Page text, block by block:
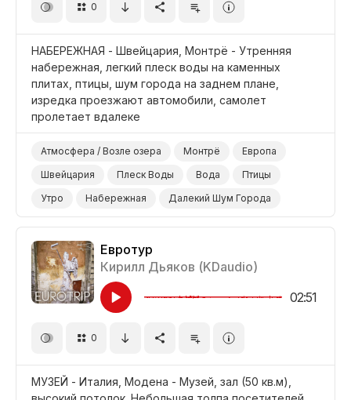
0
НАБЕРЕЖНАЯ - Швейцария, Монтрё - Утренняя
набережная, легкий плеск воды на каменных
плитах, птицы, шум города на заднем плане,
изредка проезжают автомобили, самолет
пролетает вдалеке
Атмосфера / Возле озера Монтрё
Европа
Швейцария
Плеск Воды Вода
Птицы
Утро
Набережная Далекий Шум Города
Евротур
Кирилл Дьяков (KDaudio)
02:51
0
МУЗЕЙ - Италия, Модена - Музей, зал (50 кв.м),